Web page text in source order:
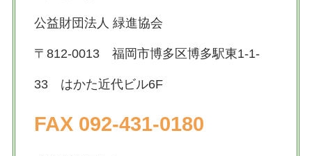
公益財団法人 緑進協会
〒812-0013 福岡市博多区博多駅東1-1-
33 はかた近代ビル6F
FAX 092-431-0180